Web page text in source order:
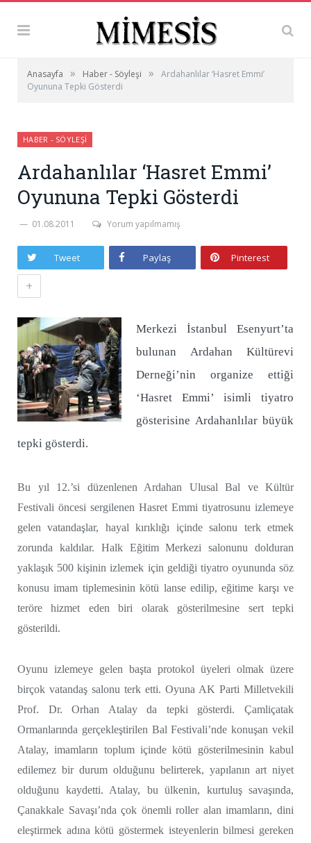
Anasayfa » Haber - Söyleşi »
Ardahanlılar ‘Hasret Emmi’
Oyununa Tepki Gösterdi
HABER - SÖYLEŞI
Ardahanlılar ‘Hasret Emmi’
Oyununa Tepki Gösterdi
01.08.2011 Yorum yapılmamış
Tweet Paylaş Pinterest
+
Merkezi İstanbul Esenyurt’ta
bulunan Ardahan Kültürevi
Derneği’nin organize ettiği
‘Hasret Emmi’ isimli tiyatro
gösterisine Ardahanlılar büyük
tepki gösterdi.
Bu yıl 12.’si düzenlenen Ardahan Ulusal Bal ve Kültür
Festivali öncesi sergilenen Hasret Emmi tiyatrosunu izlemeye
gelen vatandaşlar, hayal kırıklığı içinde salonu terk etmek
zorunda kaldılar. Halk Eğitim Merkezi salonunu dolduran
yaklaşık 500 kişinin izlemek için geldiği tiyatro oyununda söz
konusu imam tiplemesinin kötü lanse edilip, eğitime karşı ve
teröre hizmet eden biri olarak gösterilmesine sert tepki
gösterildi.
Oyunu izlemeye gelen başta protokol üyeleri olmak üzere
birçok vatandaş salonu terk etti. Oyuna AK Parti Milletvekili
Prof. Dr. Orhan Atalay da tepki gösterdi. Çamliçatak
Ormanlarında gerçekleştirilen Bal Festivali’nde konuşan vekil
Atalay, imamların toplum içinde kötü gösterilmesinin kabul
edilemez bir durum olduğunu belirterek, yapılanın art niyet
olduğunu kaydetti. Atalay, bu ülkenin, kurtuluş savaşında,
Çanakkale Savaşı’nda çok önemli roller alan imamların, dini
eleştirmek adına kötü göstermek isteyenlerin bilmesi gereken